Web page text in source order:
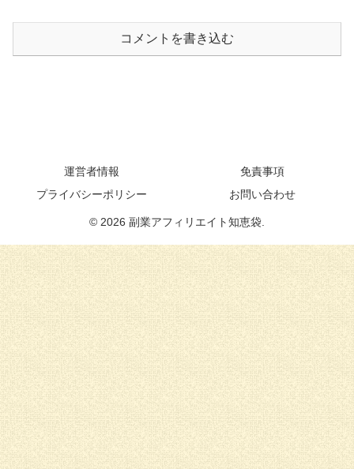
コメントを書き込む
運営者情報
免責事項
プライバシーポリシー
お問い合わせ
© 2026 副業アフィリエイト知恵袋.